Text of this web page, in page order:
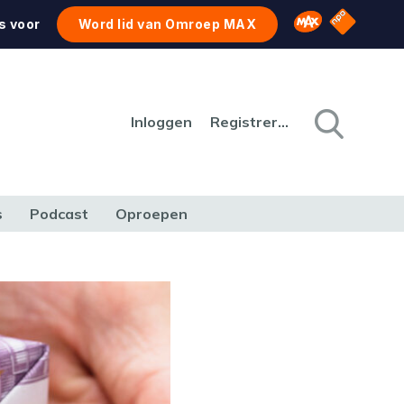
voor Word lid van Omroep MAX Omroep MAX
NPO
Inloggen Registreren
Podcast Oproepen